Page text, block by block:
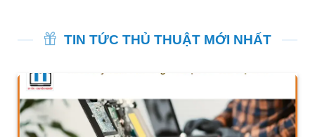
TIN TỨC THỦ THUẬT MỚI NHẤT